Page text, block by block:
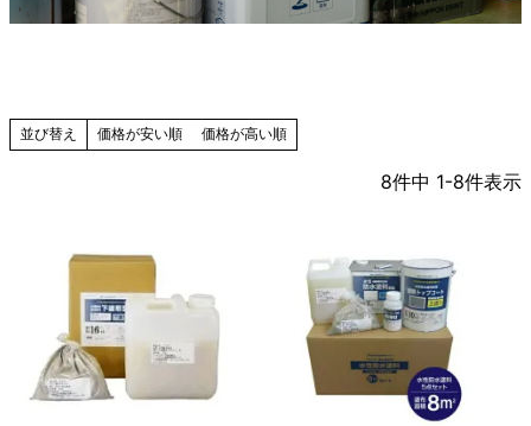
並び替え 価格が安い順 価格が高い順
8件中 1-8件表示